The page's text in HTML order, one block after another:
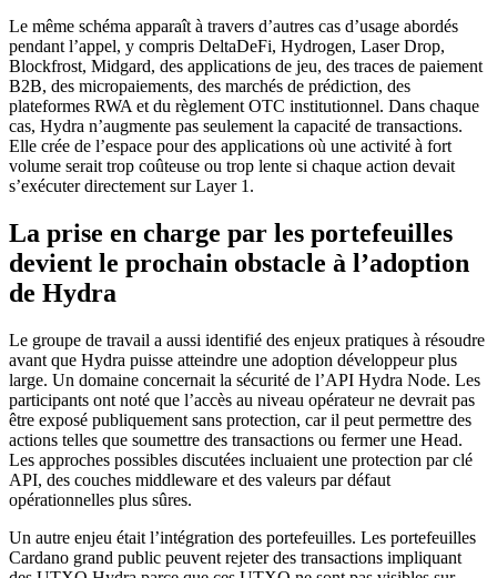
Le même schéma apparaît à travers d’autres cas d’usage abordés
pendant l’appel, y compris DeltaDeFi, Hydrogen, Laser Drop,
Blockfrost, Midgard, des applications de jeu, des traces de paiement
B2B, des micropaiements, des marchés de prédiction, des
plateformes RWA et du règlement OTC institutionnel. Dans chaque
cas, Hydra n’augmente pas seulement la capacité de transactions.
Elle crée de l’espace pour des applications où une activité à fort
volume serait trop coûteuse ou trop lente si chaque action devait
s’exécuter directement sur Layer 1.
La prise en charge par les portefeuilles
devient le prochain obstacle à l’adoption
de Hydra
Le groupe de travail a aussi identifié des enjeux pratiques à résoudre
avant que Hydra puisse atteindre une adoption développeur plus
large. Un domaine concernait la sécurité de l’API Hydra Node. Les
participants ont noté que l’accès au niveau opérateur ne devrait pas
être exposé publiquement sans protection, car il peut permettre des
actions telles que soumettre des transactions ou fermer une Head.
Les approches possibles discutées incluaient une protection par clé
API, des couches middleware et des valeurs par défaut
opérationnelles plus sûres.
Un autre enjeu était l’intégration des portefeuilles. Les portefeuilles
Cardano grand public peuvent rejeter des transactions impliquant